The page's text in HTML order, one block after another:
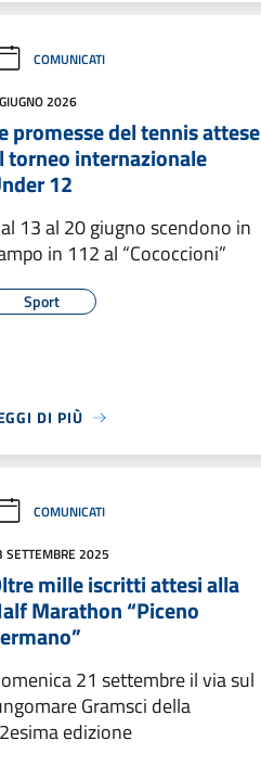
COMUNICATI
2026
promesse del tennis attese
torneo internazionale
12
13 al 20 giugno scendono in
in 112 al “Cococcioni”
Sport
DI PIÙ
COMUNICATI
SETTEMBRE 2025
mille iscritti attesi alla
Marathon “Piceno
21 settembre il via sul
Gramsci della
edizione